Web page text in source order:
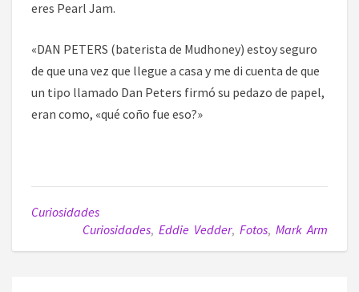
eres Pearl Jam.
«DAN PETERS (baterista de Mudhoney) estoy seguro
de que una vez que llegue a casa y me di cuenta de que
un tipo llamado Dan Peters firmó su pedazo de papel,
eran como, «qué coño fue eso?»
Curiosidades
Curiosidades, Eddie Vedder, Fotos, Mark Arm